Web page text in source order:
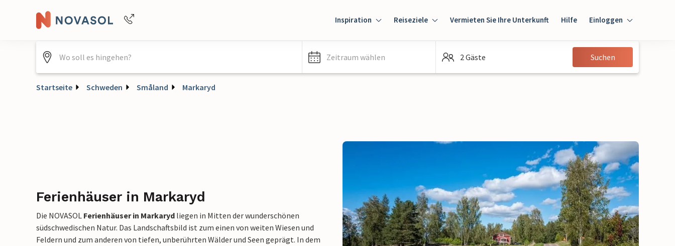
+4940688715475
Inspiration Reiseziele Vermieten Sie Ihre Unterkunft Hilfe Einloggen
Einloggen
Gast
Zeitraum wählen 2 Gäste Suchen
Startseite Schweden Småland Markaryd
Ferienhäuser in Markaryd
Die NOVASOL Ferienhäuser in Markaryd liegen in Mitten der wunderschönen
südschwedischen Natur. Das Landschaftsbild ist zum einen von weiten Wiesen und
Feldern und zum anderen von tiefen, unberührten Wälder und Seen geprägt. In dem